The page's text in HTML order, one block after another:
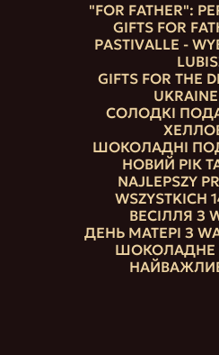
"FOR FATHER":
GIFTS FOR
PASTIVALLE -
GIFTS FOR THE
СОЛОДКІ
ШОКОЛАДНІ
НОВИЙ РІК
NAJLEPSZY
WSZYSTKICH
ВЕСІЛЛЯ З
ДЕНЬ МАТЕРІ З
ШОКОЛАДНЕ